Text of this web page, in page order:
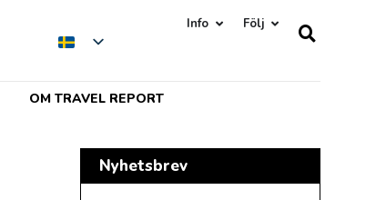
Info Följ
OM TRAVEL REPORT
Nyhetsbrev